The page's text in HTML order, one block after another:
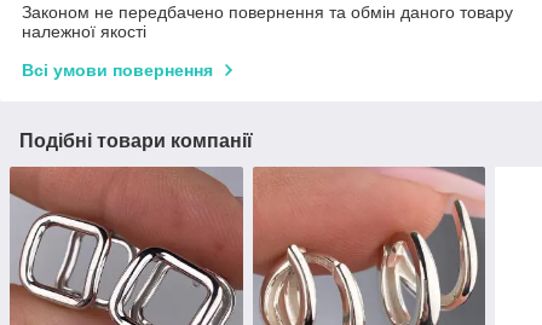
Законом не передбачено повернення та обмін даного товару
належної якості
Всі умови повернення
Подібні товари компанії